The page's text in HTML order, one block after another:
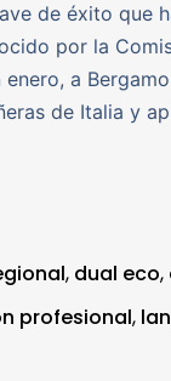
de éxito que
por la
a
de Italia y
, dual eco,
profesional,